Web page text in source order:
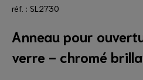
réf. : SL2730
Anneau pour
verre - chromé